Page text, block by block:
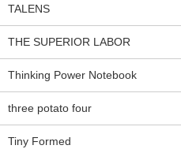
TALENS
THE SUPERIOR LABOR
Thinking Power Notebook
three potato four
Tiny Formed